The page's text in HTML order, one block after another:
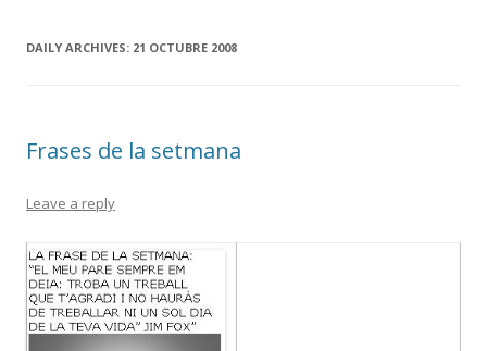
DAILY ARCHIVES: 21 OCTUBRE 2008
Frases de la setmana
Leave a reply